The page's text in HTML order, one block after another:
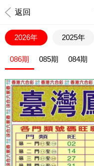
返回
2026年 2025年
086期 085期 084期